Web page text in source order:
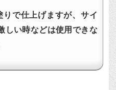
りで仕上げますが、サイ
しい時などは使用できな